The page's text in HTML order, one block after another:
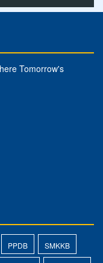
Tomorrow's
PPDB SMKKB